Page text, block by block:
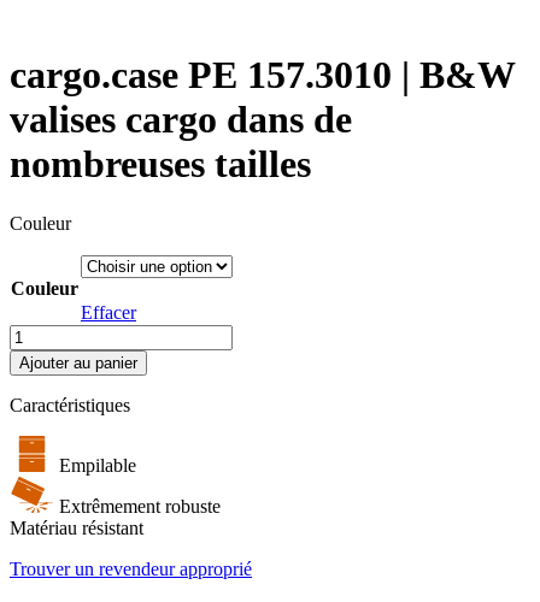
cargo.case PE 157.3010 | B&W
valises cargo dans de
nombreuses tailles
Couleur
Couleur
Effacer
quantité
de
cargo.case
PE
B&W
valises
cargo
dans
nombreuses
Ajouter au panier
Caractéristiques
Empilable
Extrêmement robuste
Matériau résistant
Trouver un revendeur approprié